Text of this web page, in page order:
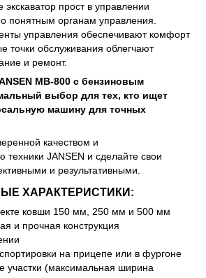
прост в управлении
понятным органам управления.
управления обеспечивают комфорт
точки обслуживания облегчают
и ремонт.
MB-800 с бензиновым
выбор для тех, кто ищет
машину для точных
качеством и
техники JANSEN и сделайте свои
и результативными.
ХАРАКТЕРИСТИКИ:
ковши 150 мм, 250 мм и 500 мм
и прочная конструкция
на прицепе или в фургоне
участки (максимальная ширина